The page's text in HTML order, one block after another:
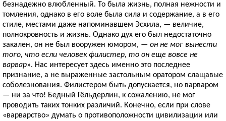
безнадежно влюбленный. То была жизнь, полная нежности и
томления, однако в его воле была сила и содержание, а в его
стиле, местами даже напоминавшем Эсхила, — величие,
полнокровность и жизнь. Однако дух его был недостаточно
закален, он не был вооружен юмором, — он не мог вынести
того, что если человек филистер, то он еще вовсе не
варвар». Нас интересует здесь именно это последнее
признание, а не выраженные застольным оратором слащавые
соболезнования. Филистером быть допускается, но варваром
— ни за что! Бедный Гёльдерлин, к сожалению, не мог
проводить таких тонких различий. Конечно, если при слове
«варварство» думать о противоположности цивилизации или